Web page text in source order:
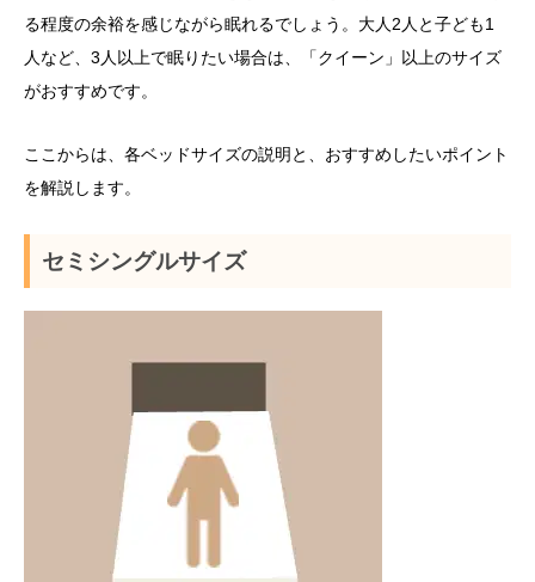
る程度の余裕を感じながら眠れるでしょう。大人2人と子ども1
人など、3人以上で眠りたい場合は、「クイーン」以上のサイズ
がおすすめです。
ここからは、各ベッドサイズの説明と、おすすめしたいポイント
を解説します。
セミシングルサイズ